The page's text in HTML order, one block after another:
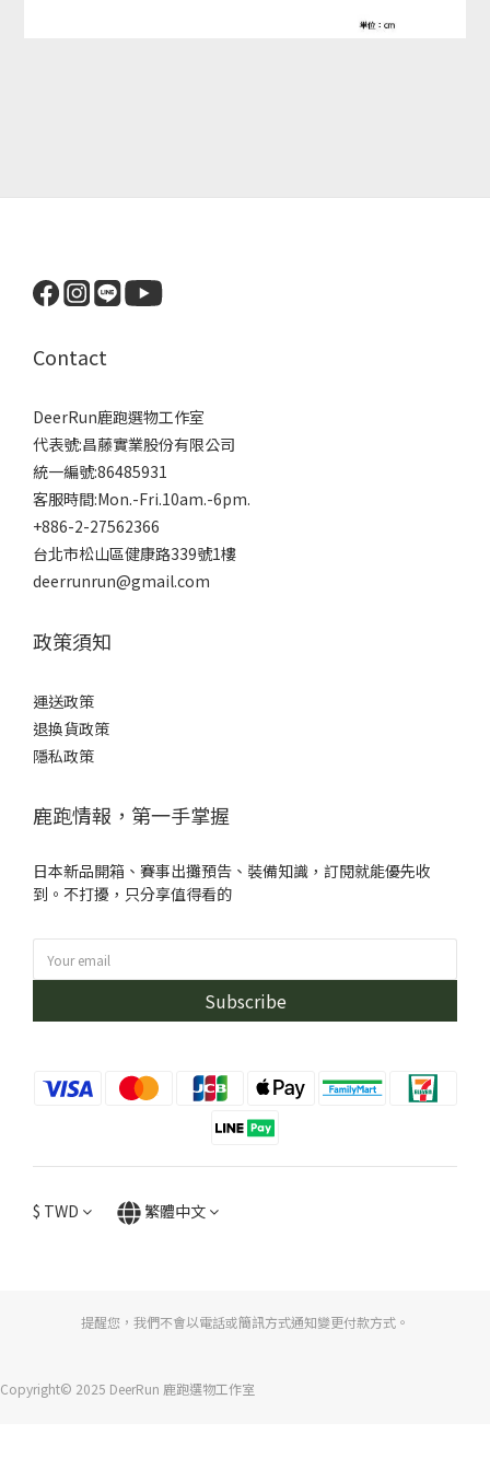
Contact
DeerRun鹿跑選物工作室
代表號:昌藤實業股份有限公司
統一編號:86485931
客服時間:Mon.-Fri.10am.-6pm.
+886-2-27562366
台北市松山區健康路339號1樓
deerrunrun@gmail.com
政策須知
運送政策
退換貨政策
隱私政策
鹿跑情報，第一手掌握
日本新品開箱、賽事出攤預告、裝備知識，訂閱就能優先收
到。不打擾，只分享值得看的
Subscribe
$ TWD 繁體中文
提醒您，我們不會以電話或簡訊方式通知變更付款方式。
Copyright© 2025 DeerRun 鹿跑選物工作室